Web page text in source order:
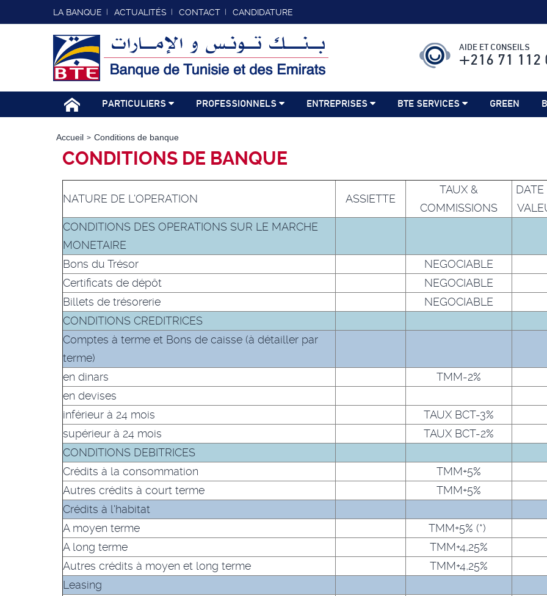
LA BANQUE ACTUALITÉS CONTACT CANDIDATURE
AIDE ET CONSEILS
+216 71 112
PARTICULIERS PROFESSIONNELS ENTREPRISES BTE SERVICES GREEN
Accueil Conditions de banque
CONDITIONS DE BANQUE
NATURE DE L'OPERATION ASSIETTE
TAUX &
COMMISSIONS
DATE
CONDITIONS DES OPERATIONS SUR LE MARCHE
MONETAIRE
Bons du Trésor
NEGOCIABLE
Certificats de dépôt
NEGOCIABLE
Billets de trésorerie
NEGOCIABLE
CONDITIONS CREDITRICES
Comptes à terme et Bons de caisse (à détailler par
terme)
en dinars
TMM-2%
en devises
inférieur à 24 mois
TAUX BCT-3%
supérieur à 24 mois
TAUX BCT-2%
CONDITIONS DEBITRICES
Crédits à la consommation
TMM+5%
Autres crédits à court terme
TMM+5%
Crédits à l'habitat
A moyen terme
TMM+5% (*)
A long terme
TMM+4,25%
Autres crédits à moyen et long terme
TMM+4,25%
Leasing